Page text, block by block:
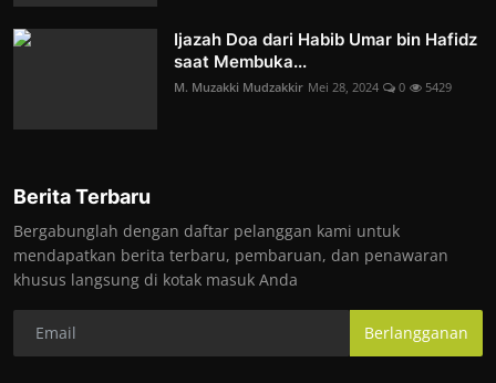
Ijazah Doa dari Habib Umar bin Hafidz
saat Membuka...
M. Muzakki Mudzakkir Mei 28, 2024 0 5429
Berita Terbaru
Bergabunglah dengan daftar pelanggan kami untuk
mendapatkan berita terbaru, pembaruan, dan penawaran
khusus langsung di kotak masuk Anda
Berlangganan